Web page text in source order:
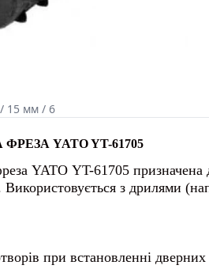
15 мм / 6
YATO YT-61705
YATO YT-61705 призначена
Використовується з дрилями
при встановленні дверних